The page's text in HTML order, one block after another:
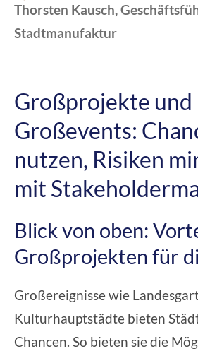
Thorsten Kausch,
Stadtmanufaktur
Großprojekte und
Großevents:
nutzen, Risiken
mit
Blick von oben:
Großprojekten für
Großereignisse wie
Kulturhauptstädte bieten
Chancen. So bieten sie die